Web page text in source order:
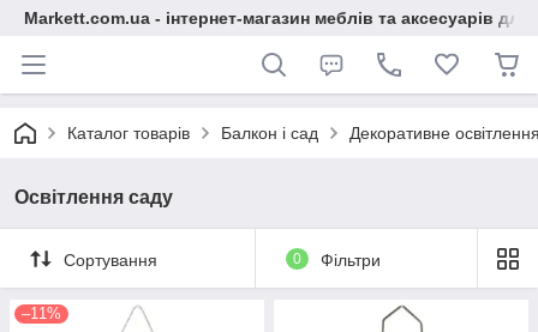
Markett.com.ua - інтернет-магазин меблів та аксесуарів для
Каталог товарів Балкон і сад Декоративне
Освітлення саду
Сортування 0 Фільтри
–11%